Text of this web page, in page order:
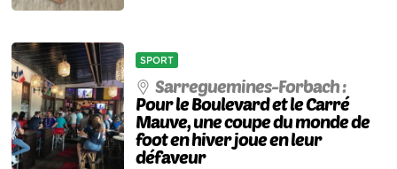
SPORT
Sarreguemines-Forbach :
Pour le Boulevard et le Carré
Mauve, une coupe du monde de
foot en hiver joue en leur
défaveur